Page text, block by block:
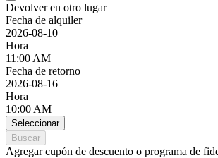
Devolver en otro lugar
Fecha de alquiler
2026-08-10
Hora
11:00 AM
Fecha de retorno
2026-08-16
Hora
10:00 AM
Seleccionar
Buscar
Agregar cupón de descuento o programa de